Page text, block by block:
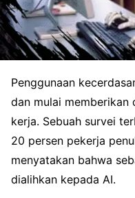
Penggunaan
dan mulai memberikan
kerja. Sebuah survei
20 persen pekerja
menyatakan bahwa
dialihkan kepada AI.